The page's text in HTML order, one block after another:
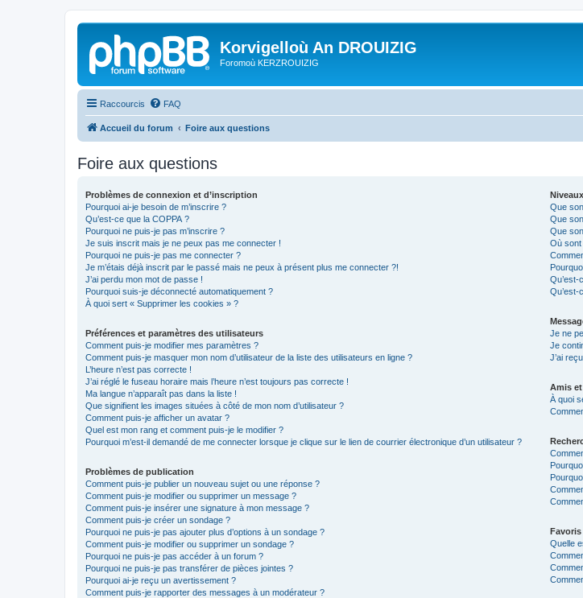
Korvigelloù An DROUIZIG
Foromoù KERZROUIZIG
Raccourcis FAQ
Accueil du forum Foire aux questions
Foire aux questions
Problèmes de connexion et d’inscription
Pourquoi ai-je besoin de m’inscrire ?
Qu’est-ce que la COPPA ?
Pourquoi ne puis-je pas m’inscrire ?
Je suis inscrit mais je ne peux pas me connecter !
Pourquoi ne puis-je pas me connecter ?
Je m’étais déjà inscrit par le passé mais ne peux à présent plus me connecter ?!
J’ai perdu mon mot de passe !
Pourquoi suis-je déconnecté automatiquement ?
À quoi sert « Supprimer les cookies » ?
Préférences et paramètres des utilisateurs
Comment puis-je modifier mes paramètres ?
Comment puis-je masquer mon nom d’utilisateur de la liste des utilisateurs en ligne ?
L’heure n’est pas correcte !
J’ai réglé le fuseau horaire mais l’heure n’est toujours pas correcte !
Ma langue n’apparaît pas dans la liste !
Que signifient les images situées à côté de mon nom d’utilisateur ?
Comment puis-je afficher un avatar ?
Quel est mon rang et comment puis-je le modifier ?
Pourquoi m’est-il demandé de me connecter lorsque je clique sur le lien de courrier électronique d’un utilisateur ?
Problèmes de publication
Comment puis-je publier un nouveau sujet ou une réponse ?
Comment puis-je modifier ou supprimer un message ?
Comment puis-je insérer une signature à mon message ?
Comment puis-je créer un sondage ?
Pourquoi ne puis-je pas ajouter plus d’options à un sondage ?
Comment puis-je modifier ou supprimer un sondage ?
Pourquoi ne puis-je pas accéder à un forum ?
Pourquoi ne puis-je pas transférer de pièces jointes ?
Pourquoi ai-je reçu un avertissement ?
Comment puis-je rapporter des messages à un modérateur ?
Que
Que
Que
Où sont
Qu’est-
Qu’est-
Je ne
Je
J’ai
Amis
À quoi
Quelle